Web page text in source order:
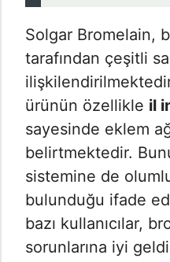
Solgar Bromelain,
tarafından çeşitli
ürünün özellikle il
sayesinde eklem
belirtmektedir.
sistemine de
bulunduğu ifade
bazı kullanıcılar,
sorunlarına iyi